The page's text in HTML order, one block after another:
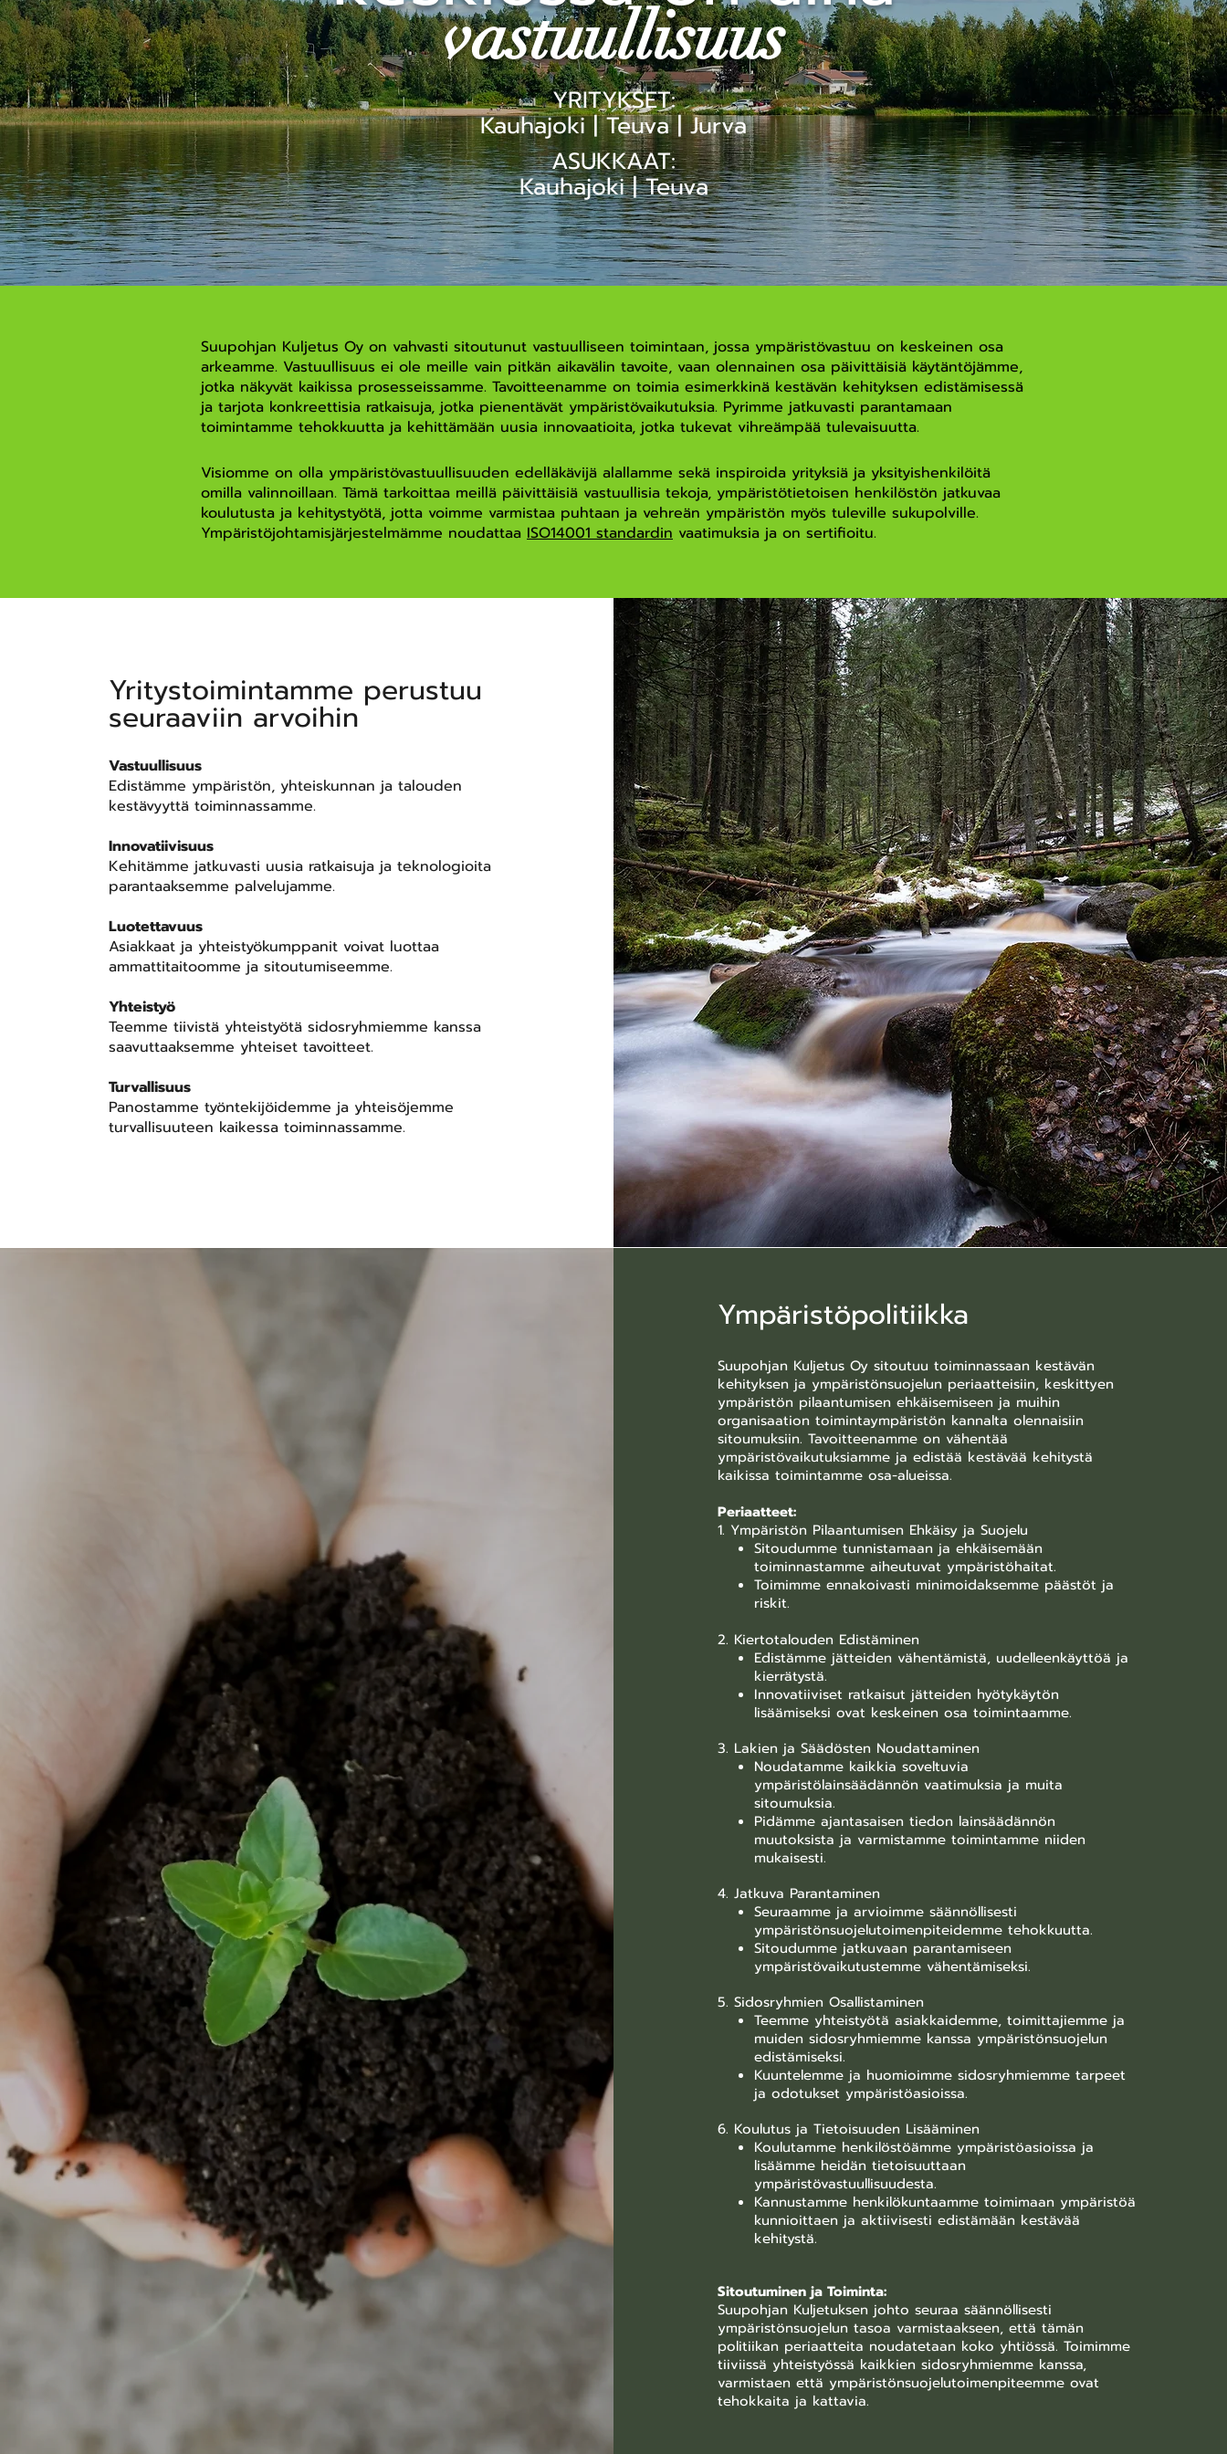
vastuullisuus
YRITYKSET:
Kauhajoki | Teuva | Jurva
ASUKKAAT:
Kauhajoki | Teuva
Suupohjan Kuljetus Oy on vahvasti sitoutunut vastuulliseen toimintaan, jossa ympäristövastuu on keskeinen osa
arkeamme. Vastuullisuus ei ole meille vain pitkän aikavälin tavoite, vaan olennainen osa päivittäisiä käytäntöjämme,
jotka näkyvät kaikissa prosesseissamme. Tavoitteenamme on toimia esimerkkinä kestävän kehityksen edistämisessä
ja tarjota konkreettisia ratkaisuja, jotka pienentävät ympäristövaikutuksia. Pyrimme jatkuvasti parantamaan
toimintamme tehokkuutta ja kehittämään uusia innovaatioita, jotka tukevat vihreämpää tulevaisuutta.
Visiomme on olla ympäristövastuullisuuden edelläkävijä alallamme sekä inspiroida yrityksiä ja yksityishenkilöitä
omilla valinnoillaan. Tämä tarkoittaa meillä päivittäisiä vastuullisia tekoja, ympäristötietoisen henkilöstön jatkuvaa
koulutusta ja kehitystyötä, jotta voimme varmistaa puhtaan ja vehreän ympäristön myös tuleville sukupolville.
Ympäristöjohtamisjärjestelmämme noudattaa ISO14001 standardin vaatimuksia ja on sertifioitu.
Yritystoimintamme perustuu
seuraaviin arvoihin
Vastuullisuus
Edistämme ympäristön, yhteiskunnan ja talouden
kestävyyttä toiminnassamme.
Innovatiivisuus
Kehitämme jatkuvasti uusia ratkaisuja ja teknologioita
parantaaksemme palvelujamme.
Luotettavuus
Asiakkaat ja yhteistyökumppanit voivat luottaa
ammattitaitoomme ja sitoutumiseemme.
Yhteistyö
Teemme tiivistä yhteistyötä sidosryhmiemme kanssa
saavuttaaksemme yhteiset tavoitteet.
Turvallisuus
Panostamme työntekijöidemme ja yhteisöjemme
turvallisuuteen kaikessa toiminnassamme.
Ympäristöpolitiikka
Suupohjan Kuljetus Oy sitoutuu toiminnassaan kestävän
kehityksen ja ympäristönsuojelun periaatteisiin, keskittyen
ympäristön pilaantumisen ehkäisemiseen ja muihin
organisaation toimintaympäristön kannalta olennaisiin
sitoumuksiin. Tavoitteenamme on vähentää
ympäristövaikutuksiamme ja edistää kestävää kehitystä
kaikissa toimintamme osa-alueissa.
Periaatteet:
1. Ympäristön Pilaantumisen Ehkäisy ja Suojelu
Sitoudumme tunnistamaan ja ehkäisemään
toiminnastamme aiheutuvat ympäristöhaitat.
Toimimme ennakoivasti minimoidaksemme päästöt ja
riskit.
2. Kiertotalouden Edistäminen
Edistämme jätteiden vähentämistä, uudelleenkäyttöä ja
kierrätystä.
Innovatiiviset ratkaisut jätteiden hyötykäytön
lisäämiseksi ovat keskeinen osa toimintaamme.
3. Lakien ja Säädösten Noudattaminen
Noudatamme kaikkia soveltuvia
ympäristölainsäädännön vaatimuksia ja muita
sitoumuksia.
Pidämme ajantasaisen tiedon lainsäädännön
muutoksista ja varmistamme toimintamme niiden
mukaisesti.
4. Jatkuva Parantaminen
Seuraamme ja arvioimme säännöllisesti
ympäristönsuojelutoimenpiteidemme tehokkuutta.
Sitoudumme jatkuvaan parantamiseen
ympäristövaikutustemme vähentämiseksi.
5. Sidosryhmien Osallistaminen
Teemme yhteistyötä asiakkaidemme, toimittajiemme ja
muiden sidosryhmiemme kanssa ympäristönsuojelun
edistämiseksi.
Kuuntelemme ja huomioimme sidosryhmiemme tarpeet
ja odotukset ympäristöasioissa.
6. Koulutus ja Tietoisuuden Lisääminen
Koulutamme henkilöstöämme ympäristöasioissa ja
lisäämme heidän tietoisuuttaan
ympäristövastuullisuudesta.
Kannustamme henkilökuntaamme toimimaan ympäristöä
kunnioittaen ja aktiivisesti edistämään kestävää
kehitystä.
Sitoutuminen ja Toiminta:
Suupohjan Kuljetuksen johto seuraa säännöllisesti
ympäristönsuojelun tasoa varmistaakseen, että tämän
politiikan periaatteita noudatetaan koko yhtiössä. Toimimme
tiiviissä yhteistyössä kaikkien sidosryhmiemme kanssa,
varmistaen että ympäristönsuojelutoimenpiteemme ovat
tehokkaita ja kattavia.